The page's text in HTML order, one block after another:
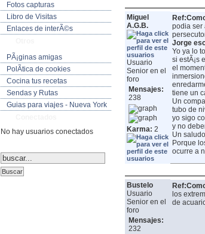
Fotos capturas
Libro de Visitas
Enlaces de interÃ©s
PÃ¡ginas amigas
PolÃ­tica de cookies
Cocina tus recetas
Sendas y Rutas
Guias para viajes - Nueva York
No hay usuarios conectados
Miguel
A.G.B.
Usuario
Senior en el
foro
Mensajes:
238
Karma: 2
podia ser
Jorge
Yo ya lo
si estÃ¡s
el
tiene un
Un
tubo de
yo sigo
y no
Un
Porque
ocurre a
Bustelo
Usuario
Senior en el
foro
Mensajes:
232
los
de